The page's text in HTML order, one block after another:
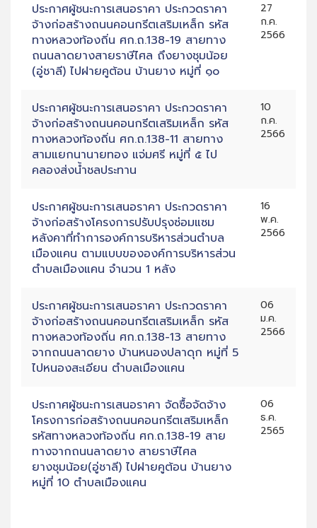
ประกาศผู้ชนะการเสนอราคา ประกวดราคา
จ้างก่อสร้างถนนคอนกรีตเสริมเหล็ก รหัส
ทางหลวงท้องถิ่น ศก.ถ.138-19 สายทาง
ถนนลาดยางสายราษีไศล ถึงยางชุมน้อย
(อู่ชาลี) ไปฝายคูต้อน บ้านยาง หมู่ที่ ๑๐
27
ก.ค.
2566
ประกาศผู้ชนะการเสนอราคา ประกวดราคา
จ้างก่อสร้างถนนคอนกรีตเสริมเหล็ก รหัส
ทางหลวงท้องถิ่น ศก.ถ.138-11 สายทาง
สามแยกนานายทอง แจ่มศรี หมู่ที่ ๕ ไป
คลองส่งน้ำชลประทาน
10
ก.ค.
2566
ประกาศผู้ชนะการเสนอราคา ประกวดราคา
จ้างก่อสร้างโครงการปรับปรุงซ่อมแซม
หลังคาที่ทำการองค์การบริหารส่วนตำบล
เมืองแคน ตามแบบขององค์การบริหารส่วน
ตำบลเมืองแคน จำนวน 1 หลัง
16
พ.ค.
2566
ประกาศผู้ชนะการเสนอราคา ประกวดราคา
จ้างก่อสร้างถนนคอนกรีตเสริมเหล็ก รหัส
ทางหลวงท้องถิ่น ศก.ถ.138-13 สายทาง
จากถนนลาดยาง บ้านหนองปลาดุก หมู่ที่ 5
ไปหนองสะเอียน ตำบลเมืองแคน
06
ม.ค.
2566
ประกาศผู้ชนะการเสนอราคา จัดซื้อจัดจ้าง
โครงการก่อสร้างถนนคอนกรีตเสริมเหล็ก
รหัสทางหลวงท้องถิ่น ศก.ถ.138-19 สาย
ทางจากถนนลาดยาง สายราษีไศล
ยางชุมน้อย(อู่ชาลี) ไปฝายคูต้อน บ้านยาง
หมู่ที่ 10 ตำบลเมืองแคน
06
ธ.ค.
2565